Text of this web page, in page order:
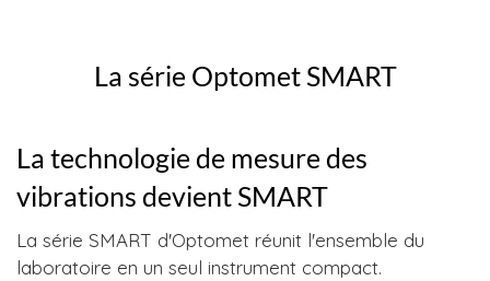
La série Optomet SMART
La technologie de mesure des
vibrations devient SMART
La série SMART d'Optomet réunit l'ensemble du
laboratoire en un seul instrument compact.